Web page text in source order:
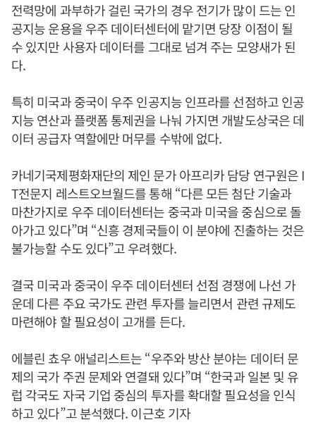
전력망에 과부하가 걸린 국가의 경우 전기가 많이 드는 인
공지능 운용을 우주 데이터센터에 맡기면 당장 이점이 될
수 있지만 사용자 데이터를 그대로 넘겨 주는 모양새가 된
다.
특히 미국과 중국이 우주 인공지능 인프라를 선점하고 인공
지능 연산과 플랫폼 통제권을 나눠 가지면 개발도상국은 데
이터 공급자 역할에만 머무를 수밖에 없다.
카네기국제평화재단의 제인 문가 아프리카 담당 연구원은 I
T전문지 레스트오브월드를 통해 “다른 모든 첨단 기술과
마찬가지로 우주 데이터센터는 중국과 미국을 중심으로 돌
아가고 있다”며 “신흥 경제국들이 이 분야에 진출하는 것은
불가능할 수도 있다”고 우려했다.
결국 미국과 중국이 우주 데이터센터 선점 경쟁에 나선 가
운데 다른 주요 국가도 관련 투자를 늘리면서 관련 규제도
마련해야 할 필요성이 고개를 든다.
에블린 쵸우 애널리스트는 “우주와 방산 분야는 데이터 문
제의 국가 주권 문제와 연결돼 있다”며 “한국과 일본 및 유
럽 각국도 자국 기업 중심의 투자를 확대할 필요성을 인식
하고 있다”고 분석했다. 이근호 기자